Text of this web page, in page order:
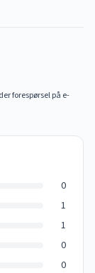
forespørsel på e-
0
1
1
0
0